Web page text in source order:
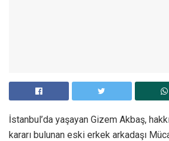
İstanbul’da yaşayan Gizem Akbaş,
kararı bulunan eski erkek arkadaşı